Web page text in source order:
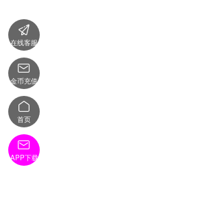

在线客服

金币充值

首页

APP下载